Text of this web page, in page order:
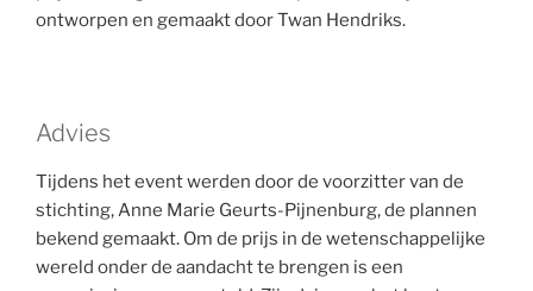
ontworpen en gemaakt door Twan Hendriks.
Advies
Tijdens het event werden door de voorzitter van de
stichting, Anne Marie Geurts-Pijnenburg, de plannen
bekend gemaakt. Om de prijs in de wetenschappelijke
wereld onder de aandacht te brengen is een